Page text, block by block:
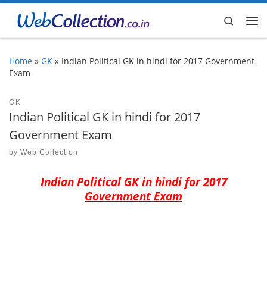
Skip to content
Search
Home » GK » Indian Political GK in hindi for 2017 Government
Exam
GK
Indian Political GK in hindi for 2017
Government Exam
by Web Collection
Indian Political GK in hindi for 2017
Government Exam